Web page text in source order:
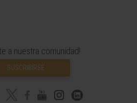
a nuestra comunidad!
SUSCRIBIRSE